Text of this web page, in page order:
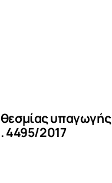
υπαγωγής
4495/2017